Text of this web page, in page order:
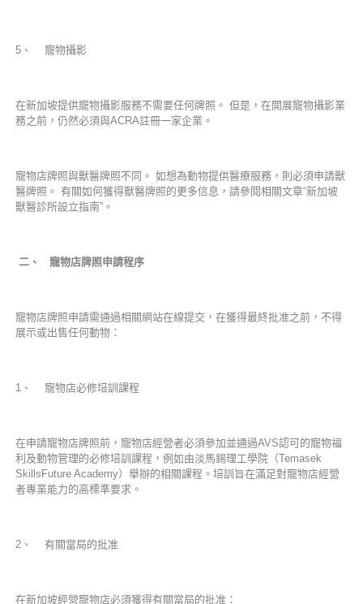
5、 寵物攝影
在新加坡提供寵物攝影服務不需要任何牌照。 但是，在開展寵物攝影業
務之前，仍然必須與ACRA註冊一家企業。
寵物店牌照與獸醫牌照不同。 如想為動物提供醫療服務，則必須申請獸
醫牌照。 有關如何獲得獸醫牌照的更多信息，請參閱相關文章“新加坡
獸醫診所設立指南”。
二、 寵物店牌照申請程序
寵物店牌照申請需通過相關網站在線提交，在獲得最終批准之前，不得
展示或出售任何動物：
1、 寵物店必修培訓課程
在申請寵物店牌照前，寵物店經營者必須參加並通過AVS認可的寵物福
利及動物管理的必修培訓課程，例如由淡馬錫理工學院（Temasek
SkillsFuture Academy）舉辦的相關課程。培訓旨在滿足對寵物店經營
者專業能力的高標準要求。
2、 有關當局的批准
在新加坡經營寵物店必須獲得有關當局的批准：